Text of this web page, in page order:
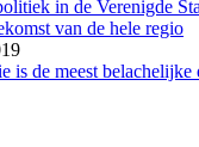
in de Verenigde
van de hele regio
is de meest